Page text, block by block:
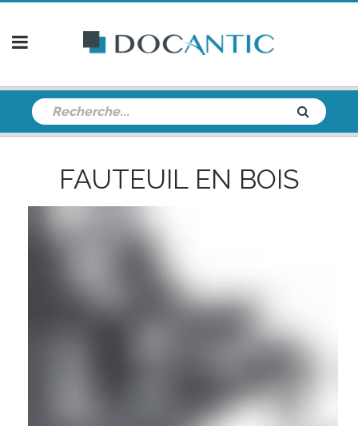
FAUTEUIL EN BOIS